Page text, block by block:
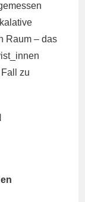
Raum – das
zu